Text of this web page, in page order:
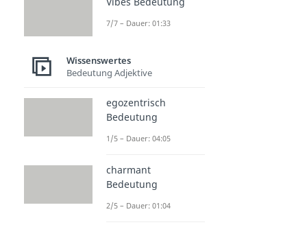
7/7 – Dauer: 01:33
Wissenswertes
Bedeutung Adjektive
egozentrisch
Bedeutung
1/5 – Dauer: 04:05
charmant
Bedeutung
2/5 – Dauer: 01:04